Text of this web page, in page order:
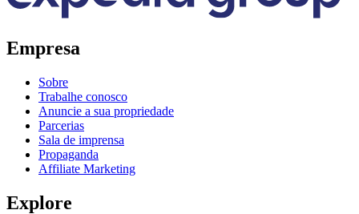
Empresa
Sobre
Trabalhe conosco
Anuncie a sua propriedade
Parcerias
Sala de imprensa
Propaganda
Affiliate Marketing
Explore